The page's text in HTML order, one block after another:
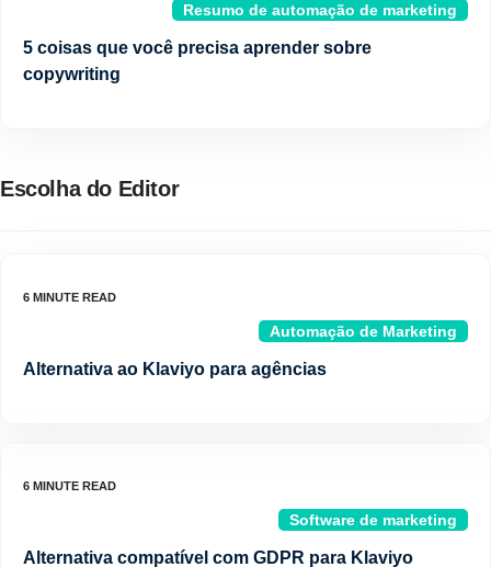
Resumo de automação de marketing
5 coisas que você precisa aprender sobre
copywriting
Escolha do Editor
Automação de Marketing
Alternativa ao Klaviyo para agências
Software de marketing
Alternativa compatível com GDPR para Klaviyo